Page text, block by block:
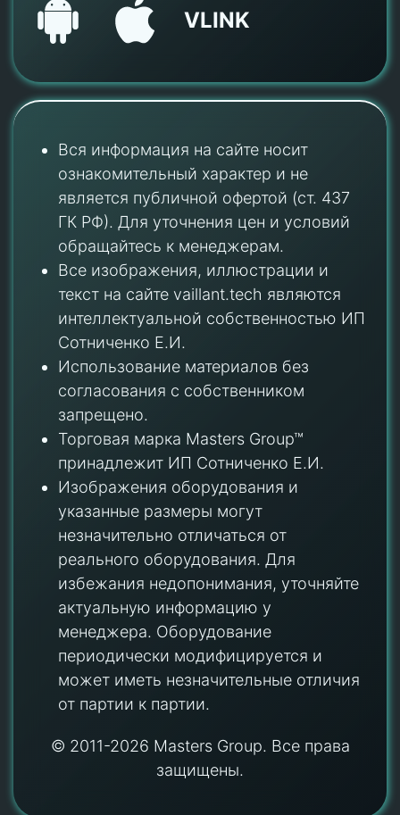
VLINK
Вся информация на сайте носит
ознакомительный характер и не
является публичной офертой (ст. 437
ГК РФ). Для уточнения цен и условий
обращайтесь к менеджерам.
Все изображения, иллюстрации и
текст на сайте vaillant.tech являются
интеллектуальной собственностью ИП
Сотниченко Е.И.
Использование материалов без
согласования с собственником
запрещено.
Торговая марка Masters Group™
принадлежит ИП Сотниченко Е.И.
Изображения оборудования и
указанные размеры могут
незначительно отличаться от
реального оборудования. Для
избежания недопонимания, уточняйте
актуальную информацию у
менеджера. Оборудование
периодически модифицируется и
может иметь незначительные отличия
от партии к партии.
© 2011-2026 Masters Group. Все права
защищены.